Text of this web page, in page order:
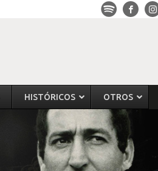
HISTÓRICOS OTROS